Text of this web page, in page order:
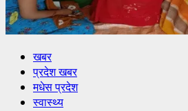
खबर
प्रदेश खबर
मधेस प्रदेश
स्वास्थ्य